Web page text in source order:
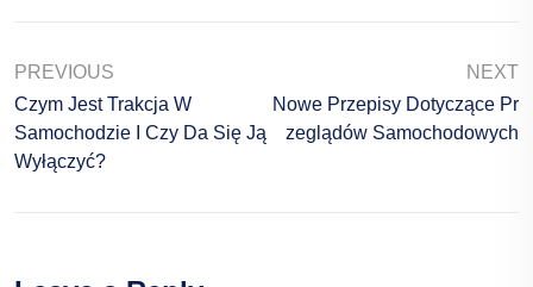
PREVIOUS
Czym Jest Trakcja W
Samochodzie I Czy Da Się Ją
Wyłączyć?
NEXT
Nowe Przepisy Dotyczące Pr
Zeglądów Samochodowych